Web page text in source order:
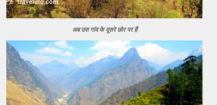
अब उस गांव के दूसरे छोर पर हैं